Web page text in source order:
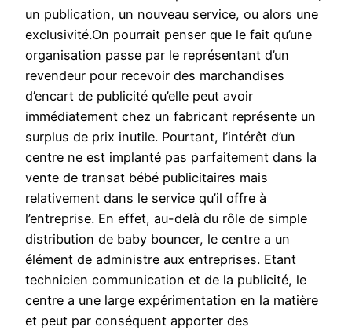
un publication, un nouveau service, ou alors une
exclusivité.On pourrait penser que le fait qu’une
organisation passe par le représentant d’un
revendeur pour recevoir des marchandises
d’encart de publicité qu’elle peut avoir
immédiatement chez un fabricant représente un
surplus de prix inutile. Pourtant, l’intérêt d’un
centre ne est implanté pas parfaitement dans la
vente de transat bébé publicitaires mais
relativement dans le service qu’il offre à
l’entreprise. En effet, au-delà du rôle de simple
distribution de baby bouncer, le centre a un
élément de administre aux entreprises. Etant
technicien communication et de la publicité, le
centre a une large expérimentation en la matière
et peut par conséquent apporter des